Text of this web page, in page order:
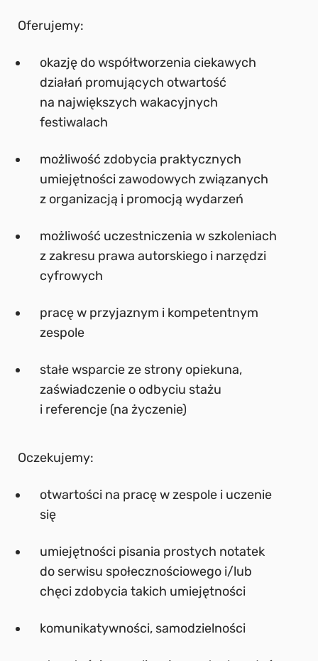
Oferujemy:
okazję do współtworzenia ciekawych
działań promujących otwartość
na największych wakacyjnych
festiwalach
możliwość zdobycia praktycznych
umiejętności zawodowych związanych
z organizacją i promocją wydarzeń
możliwość uczestniczenia w szkoleniach
z zakresu prawa autorskiego i narzędzi
cyfrowych
pracę w przyjaznym i kompetentnym
zespole
stałe wsparcie ze strony opiekuna,
zaświadczenie o odbyciu stażu
i referencje (na życzenie)
Oczekujemy:
otwartości na pracę w zespole i uczenie
się
umiejętności pisania prostych notatek
do serwisu społecznościowego i/lub
chęci zdobycia takich umiejętności
komunikatywności, samodzielności